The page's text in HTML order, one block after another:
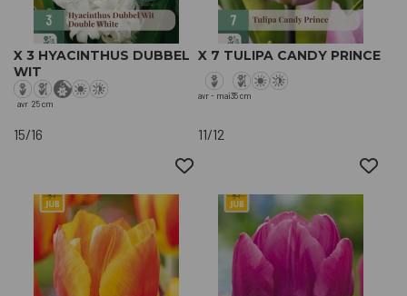
X 3 HYACINTHUS DUBBEL
WIT
avr 25 cm
15/16
X 7 TULIPA CANDY PRINCE
avr - mai35 cm
11/12